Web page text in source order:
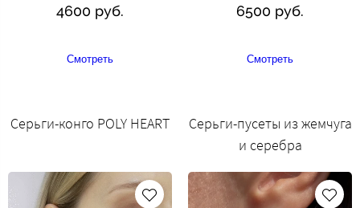
4600 руб.
Смотреть
6500 руб.
Смотреть
Серьги-конго POLY HEART
Серьги-пусеты из жемчуга
и серебра